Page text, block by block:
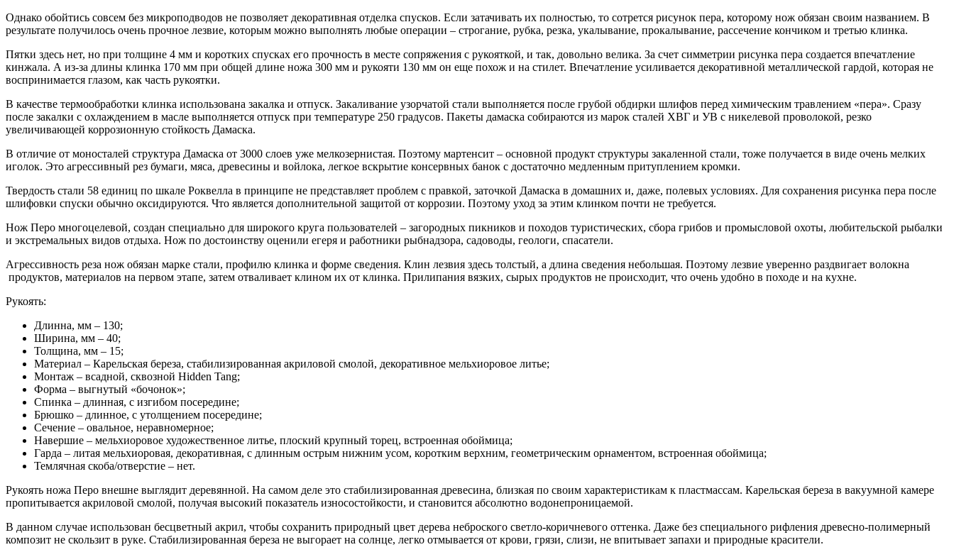
Однако обойтись совсем без микроподводов не позволяет декоративная отделка спусков. Если затачивать их полностью, то сотрется рисунок пера, которому нож обязан своим названием. В
результате получилось очень прочное лезвие, которым можно выполнять любые операции – строгание, рубка, резка, укалывание, прокалывание, рассечение кончиком и третью клинка.
Пятки здесь нет, но при толщине 4 мм и коротких спусках его прочность в месте сопряжения с рукояткой, и так, довольно велика. За счет симметрии рисунка пера создается впечатление
кинжала. А из-за длины клинка 170 мм при общей длине ножа 300 мм и рукояти 130 мм он еще похож и на стилет. Впечатление усиливается декоративной металлической гардой, которая не
воспринимается глазом, как часть рукоятки.
В качестве термообработки клинка использована закалка и отпуск. Закаливание узорчатой стали выполняется после грубой обдирки шлифов перед химическим травлением «пера». Сразу
после закалки с охлаждением в масле выполняется отпуск при температуре 250 градусов. Пакеты дамаска собираются из марок сталей ХВГ и УВ с никелевой проволокой, резко
увеличивающей коррозионную стойкость Дамаска.
В отличие от моносталей структура Дамаска от 3000 слоев уже мелкозернистая. Поэтому мартенсит – основной продукт структуры закаленной стали, тоже получается в виде очень мелких
иголок. Это агрессивный рез бумаги, мяса, древесины и войлока, легкое вскрытие консервных банок с достаточно медленным притуплением кромки.
Твердость стали 58 единиц по шкале Роквелла в принципе не представляет проблем с правкой, заточкой Дамаска в домашних и, даже, полевых условиях. Для сохранения рисунка пера после
шлифовки спуски обычно оксидируются. Что является дополнительной защитой от коррозии. Поэтому уход за этим клинком почти не требуется.
Нож Перо многоцелевой, создан специально для широкого круга пользователей – загородных пикников и походов туристических, сбора грибов и промысловой охоты, любительской рыбалки
и экстремальных видов отдыха. Нож по достоинству оценили егеря и работники рыбнадзора, садоводы, геологи, спасатели.
Агрессивность реза нож обязан марке стали, профилю клинка и форме сведения. Клин лезвия здесь толстый, а длина сведения небольшая. Поэтому лезвие уверенно раздвигает волокна
продуктов, материалов на первом этапе, затем отваливает клином их от клинка. Прилипания вязких, сырых продуктов не происходит, что очень удобно в походе и на кухне.
Рукоять:
Длинна, мм – 130;
Ширина, мм – 40;
Толщина, мм – 15;
Материал – Карельская береза, стабилизированная акриловой смолой, декоративное мельхиоровое литье;
Монтаж – всадной, сквозной Hidden Tang;
Форма – выгнутый «бочонок»;
Спинка – длинная, с изгибом посередине;
Брюшко – длинное, с утолщением посередине;
Сечение – овальное, неравномерное;
Навершие – мельхиоровое художественное литье, плоский крупный торец, встроенная обоймица;
Гарда – литая мельхиоровая, декоративная, с длинным острым нижним усом, коротким верхним, геометрическим орнаментом, встроенная обоймица;
Темлячная скоба/отверстие – нет.
Рукоять ножа Перо внешне выглядит деревянной. На самом деле это стабилизированная древесина, близкая по своим характеристикам к пластмассам. Карельская береза в вакуумной камере
пропитывается акриловой смолой, получая высокий показатель износостойкости, и становится абсолютно водонепроницаемой.
В данном случае использован бесцветный акрил, чтобы сохранить природный цвет дерева неброского светло-коричневого оттенка. Даже без специального рифления древесно-полимерный
композит не скользит в руке. Стабилизированная береза не выгорает на солнце, легко отмывается от крови, грязи, слизи, не впитывает запахи и природные красители.